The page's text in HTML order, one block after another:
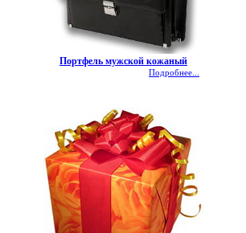
Портфель мужской кожаный
Подробнее...